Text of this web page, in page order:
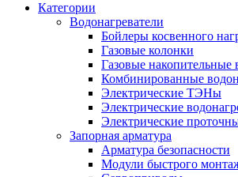
Категории
Водонагреватели
Бойлеры косвенного
Газовые колонки
Газовые накопительные
Комбинированные
Электрические ТЭНы
Электрические
Электрические
Запорная арматура
Арматура безопасности
Модули быстрого